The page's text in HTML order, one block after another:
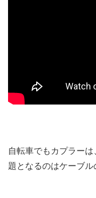
自転車でもカプラー
題となるのはケーブル